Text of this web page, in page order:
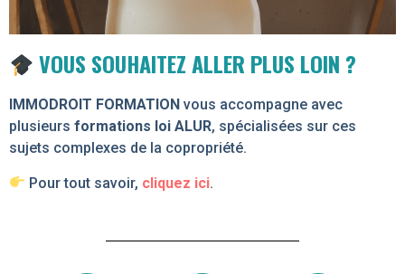
VOUS SOUHAITEZ ALLER PLUS LOIN ?
IMMODROIT FORMATION vous accompagne avec
plusieurs formations loi ALUR, spécialisées sur ces
sujets complexes de la copropriété.
Pour tout savoir, cliquez ici.